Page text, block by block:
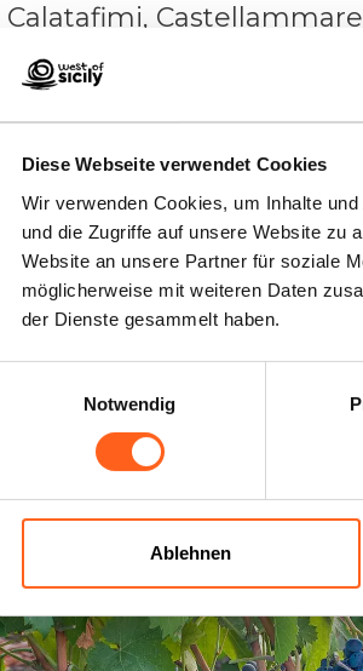
Diese Webseite verwendet Cookies
Wir verwenden Cookies, um Inhalte
und die Zugriffe auf unsere Website zu
Website an unsere Partner für soziale
möglicherweise mit weiteren Daten
der Dienste gesammelt haben.
Notwendig
Ablehnen
Calatafimi,
Gibellina, S. Ninfa und
Poggioreale.
Informationen anfordern
es für